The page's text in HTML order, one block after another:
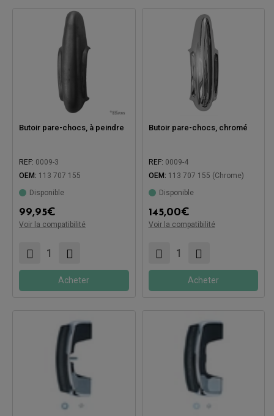
Butoir pare-chocs, à peindre
REF: 0009-3
OEM: 113 707 155
Disponible
99,95€
Voir la compatibilité
Acheter
Butoir pare-chocs, chromé
REF: 0009-4
OEM: 113 707 155 (Chrome)
Disponible
145,00€
Voir la compatibilité
Acheter